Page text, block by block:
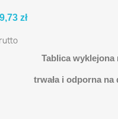
zł
Tablica wyklejona
trwała i odporna